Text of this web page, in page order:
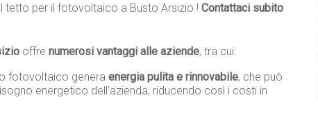
tetto per il fotovoltaico a Busto Arsizio ! Contattaci subito
offre numerosi vantaggi alle aziende, tra cui:
fotovoltaico genera energia pulita e rinnovabile, che può
energetico dell’azienda, riducendo così i costi in